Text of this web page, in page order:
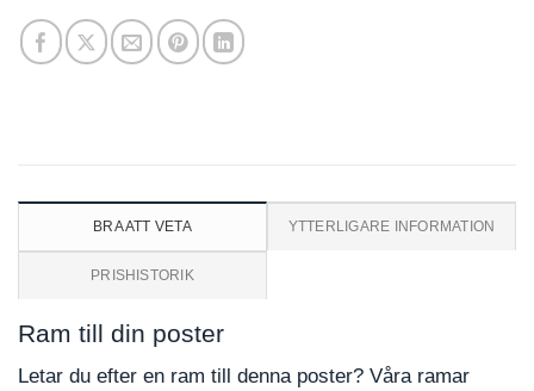
BRA ATT VETA YTTERLIGARE INFORMATION
PRISHISTORIK
Ram till din poster
Letar du efter en ram till denna poster? Våra ramar